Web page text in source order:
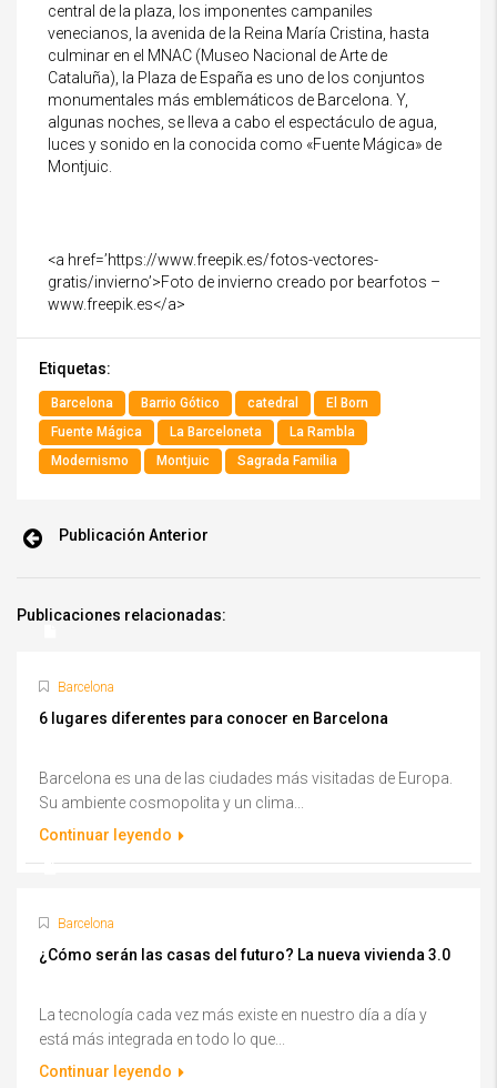
central de la plaza, los imponentes campaniles
venecianos, la avenida de la Reina María Cristina, hasta
culminar en el MNAC (Museo Nacional de Arte de
Cataluña), la Plaza de España es uno de los conjuntos
monumentales más emblemáticos de Barcelona. Y,
algunas noches, se lleva a cabo el espectáculo de agua,
luces y sonido en la conocida como «Fuente Mágica» de
Montjuic.
<a href=’https://www.freepik.es/fotos-vectores-
gratis/invierno’>Foto de invierno creado por bearfotos –
www.freepik.es</a>
Etiquetas:
Barcelona Barrio Gótico catedral
El Born
Fuente Mágica
La Barceloneta
La Rambla
Modernismo
Montjuic Sagrada Familia
Publicación Anterior
Publicaciones relacionadas:
Barcelona
6 lugares diferentes para conocer en Barcelona
Barcelona es una de las ciudades más visitadas de Europa.
Su ambiente cosmopolita y un clima...
Continuar leyendo
Barcelona
¿Cómo serán las casas del futuro? La nueva vivienda 3.0
La tecnología cada vez más existe en nuestro día a día y
está más integrada en todo lo que...
Continuar leyendo